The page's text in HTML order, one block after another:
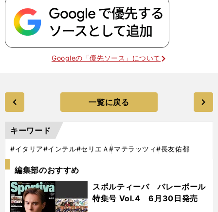
Googleの「優先ソース」について
一覧に戻る
キーワード
#イタリア#インテル#セリエＡ#マテラッツィ#長友佑都
編集部のおすすめ
スポルティーバ バレーボール
特集号 Vol.4 6月30日発売